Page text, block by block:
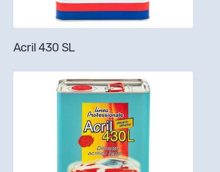
Acril 430 SL